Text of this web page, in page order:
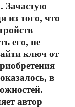
Зачастую
из того, что
его, не
ключ от
в
автор